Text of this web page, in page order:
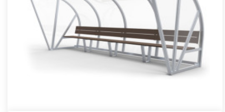
pouvant accueillir jusqu’à 8 personnes, a été conçu et optimi..
Offre partenaire